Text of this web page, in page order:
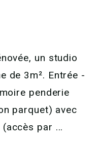
un studio
de 3m². Entrée -
penderie
parquet) avec
par ...